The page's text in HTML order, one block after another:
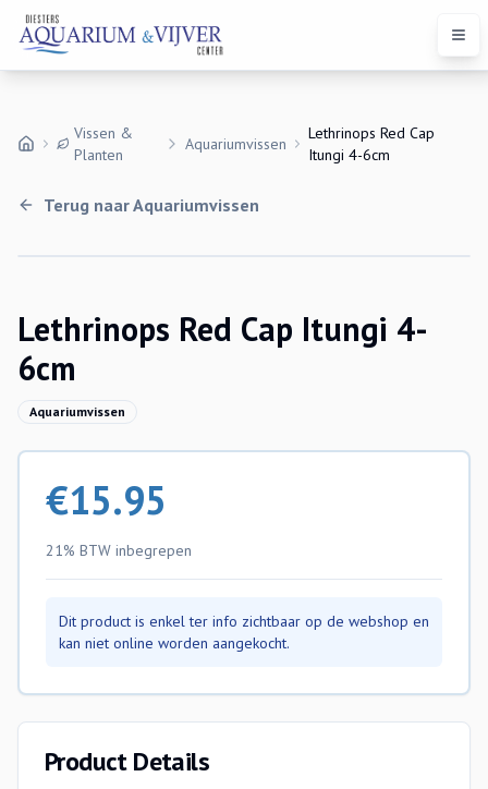
Vissen &
Planten
Aquariumvissen
Lethrinops Red Cap
Itungi 4-6cm
Terug naarAquariumvissen
Lethrinops Red Cap Itungi 4-
6cm
Aquariumvissen
€15.95
21% BTW inbegrepen
Dit product is enkel ter info zichtbaar op de webshop en
kan niet online worden aangekocht.
Product Details